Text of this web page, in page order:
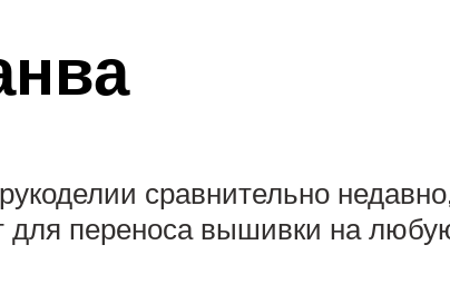
сравнительно
переноса вышивки на